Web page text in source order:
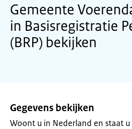
Gemeente
in Basisregistratie
(BRP) bekijken
Gegevens bekijken
Woont u in Nederland en staat